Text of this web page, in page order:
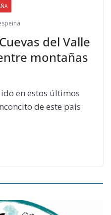
del Valle
montañas
en estos últimos
de este pais